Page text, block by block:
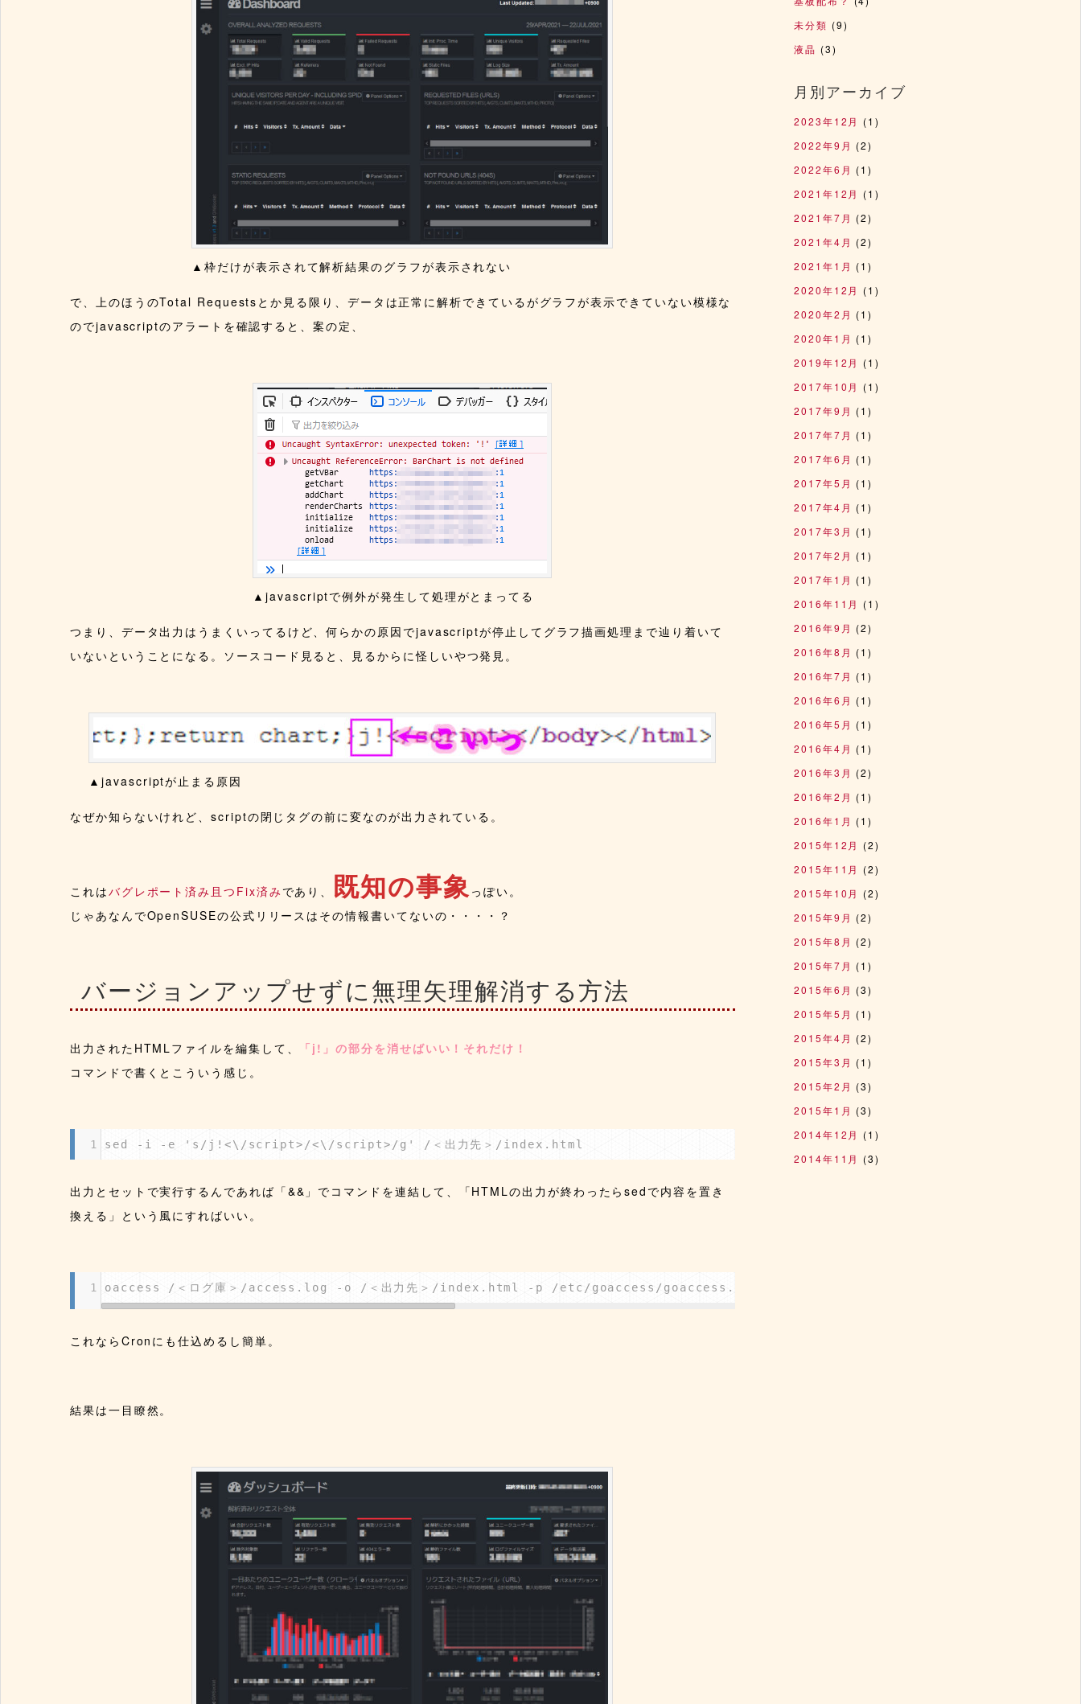
▲枠だけが表示されて解析結果のグラフが表示されない
で、上のほうのTotal Requestsとか見る限り、データは正常に解析できているがグラフが表示できていない模様な
のでjavascriptのアラートを確認すると、案の定、
▲javascriptで例外が発生して処理がとまってる
つまり、データ出力はうまくいってるけど、何らかの原因でjavascriptが停止してグラフ描画処理まで辿り着いて
いないということになる。ソースコード見ると、見るからに怪しいやつ発見。
▲javascriptが止まる原因
なぜか知らないけれど、scriptの閉じタグの前に変なのが出力されている。
これはバグレポート済み且つFix済みであり、 既知の事象っぽい。
じゃあなんでOpenSUSEの公式リリースはその情報書いてないの・・・・？
バージョンアップせずに無理矢理解消する方法
出力されたHTMLファイルを編集して、
「j!」の部分を消せばいい！それだけ！
コマンドで書くとこういう感じ。
1 sed -i -e 's/j!<\/script>/<\/script>/g' /＜出力先＞/index.html
出力とセットで実行するんであれば「&&」でコマンドを連結して、「HTMLの出力が終わったらsedで内容を置き
換える」という風にすればいい。
1 oaccess /＜ログ庫＞/access.log -o /＜出力先＞/index.html -p /etc/goaccess/goaccess.conf && sed -i -e 's/j!<\/script>/<\/
これならCronにも仕込めるし簡単。
結果は一目瞭然。
未分類 (9)
液晶 (3)
月別アーカイブ
2023年12月 (1)
2022年9月 (2)
2022年6月 (1)
2021年12月 (1)
2021年7月 (2)
2021年4月 (2)
2021年1月 (1)
2020年12月 (1)
2020年2月 (1)
2020年1月 (1)
2019年12月 (1)
2017年10月 (1)
2017年9月 (1)
2017年7月 (1)
2017年6月 (1)
2017年5月 (1)
2017年4月 (1)
2017年3月 (1)
2017年2月 (1)
2017年1月 (1)
2016年11月 (1)
2016年9月 (2)
2016年8月 (1)
2016年7月 (1)
2016年6月 (1)
2016年5月 (1)
2016年4月 (1)
2016年3月 (2)
2016年2月 (1)
2016年1月 (1)
2015年12月 (2)
2015年11月 (2)
2015年10月 (2)
2015年9月 (2)
2015年8月 (2)
2015年7月 (1)
2015年6月 (3)
2015年5月 (1)
2015年4月 (2)
2015年3月 (1)
2015年2月 (3)
2015年1月 (3)
2014年12月 (1)
2014年11月 (3)